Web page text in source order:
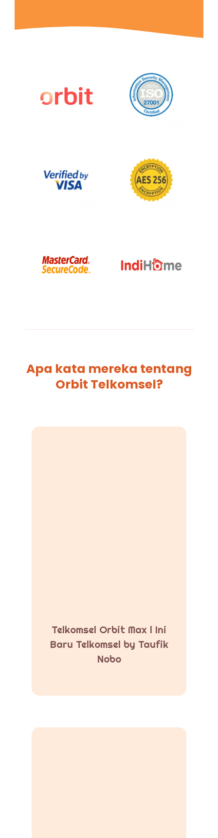
Apa kata mereka tentang
Orbit Telkomsel?
Telkomsel Orbit Max l Ini
Baru Telkomsel by Taufik
Nobo